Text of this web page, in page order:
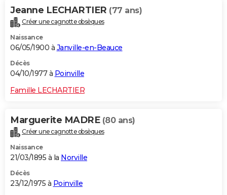
Jeanne LECHARTIER (77 ans)
Créer une cagnotte obsèques
Naissance
06/05/1900 à Janville-en-Beauce
Décès
04/10/1977 à Poinville
Famille LECHARTIER
Marguerite MADRE (80 ans)
Créer une cagnotte obsèques
Naissance
21/03/1895 à la Norville
Décès
23/12/1975 à Poinville